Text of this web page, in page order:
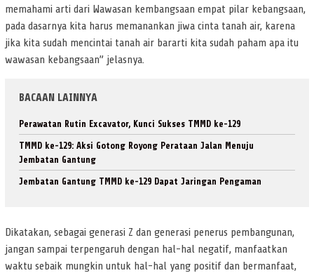
memahami arti dari Wawasan kembangsaan empat pilar kebangsaan,
pada dasarnya kita harus memanankan jiwa cinta tanah air, karena
jika kita sudah mencintai tanah air bararti kita sudah paham apa itu
wawasan kebangsaan” jelasnya.
BACAAN LAINNYA
Perawatan Rutin Excavator, Kunci Sukses TMMD ke-129
TMMD ke-129: Aksi Gotong Royong Perataan Jalan Menuju
Jembatan Gantung
Jembatan Gantung TMMD ke-129 Dapat Jaringan Pengaman
Dikatakan, sebagai generasi Z dan generasi penerus pembangunan,
jangan sampai terpengaruh dengan hal-hal negatif, manfaatkan
waktu sebaik mungkin untuk hal-hal yang positif dan bermanfaat,